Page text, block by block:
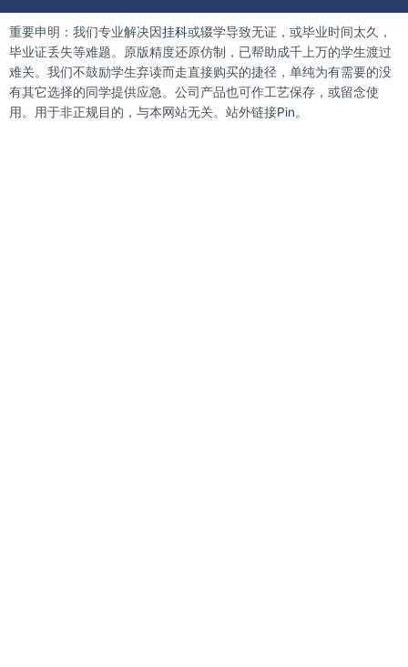
o
o
k
t
e
r
d
i
n
r
e
s
t
重要申明：我们专业解决因挂科或辍学导致无证，或毕业时间太久，
毕业证丢失等难题。原版精度还原仿制，已帮助成千上万的学生渡过
难关。我们不鼓励学生弃读而走直接购买的捷径，单纯为有需要的没
有其它选择的同学提供应急。公司产品也可作工艺保存，或留念使
用。用于非正规目的，与本网站无关。站外链接Pin。